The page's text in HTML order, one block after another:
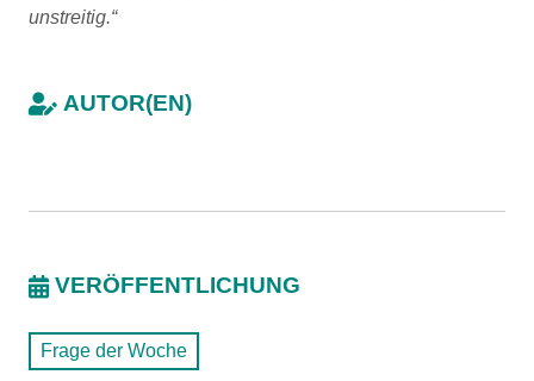
unstreitig.“
AUTOR(EN)
VERÖFFENTLICHUNG
Frage der Woche